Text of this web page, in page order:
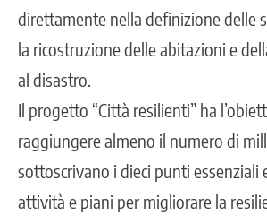
direttamente nella definizione delle
la ricostruzione delle abitazioni e
al disastro.
Il progetto “Città resilienti” ha
raggiungere almeno il numero di
sottoscrivano i dieci punti essenziali
attività e piani per migliorare la